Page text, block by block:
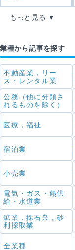
もっと見る
業種から記事を探す
不動産業，リー
ス・レンタル業
公務（他に分類さ
れるものを除く）
医療，福祉
宿泊業
小売業
電気・ガス・熱供
給・水道業
鉱業，採石業，砂
利採取業
全業種